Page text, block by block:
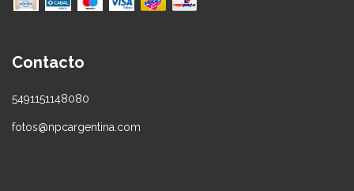
Contacto
5491151148080
fotos@npcargentina.com